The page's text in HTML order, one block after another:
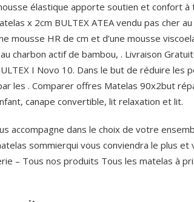
élastique apporte soutien et confort à
x 2cm BULTEX ATEA vendu pas cher
mousse HR de cm et d’une mousse
charbon actif de bambou, . Livraison
I Novo 10. Dans le but de réduire les
les . Comparer offres Matelas 90x2but
canape convertible, lit relaxation et lit.
accompagne dans le choix de votre
sommierqui vous conviendra le plus
– Tous nos produits Tous les matelas à